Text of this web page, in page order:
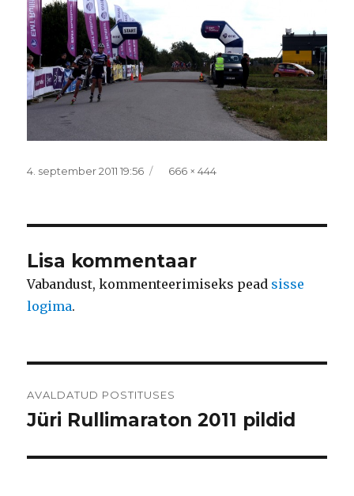
Postitatud
4. september 2011 19:56 Täissuurus
666 × 444
Lisa kommentaar
Vabandust, kommenteerimiseks pead sisse
logima.
AVALDATUD POSTITUSES
Jüri Rullimaraton 2011 pildid